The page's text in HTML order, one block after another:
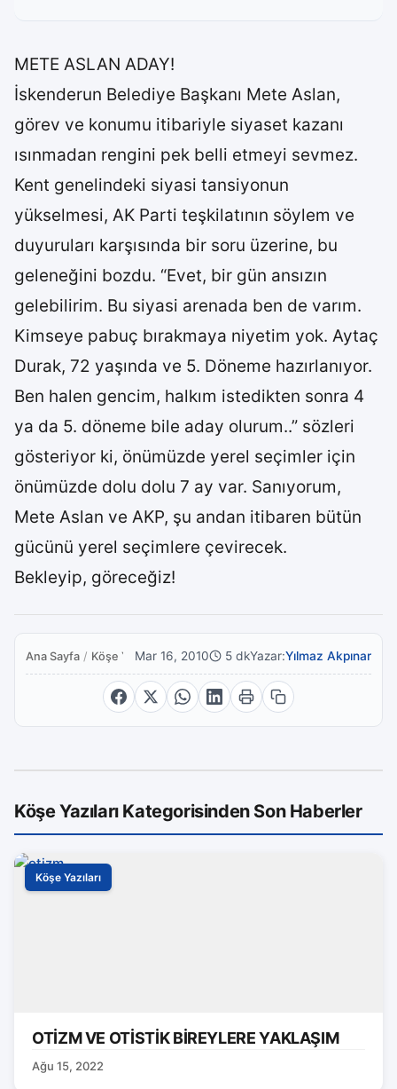
METE ASLAN ADAY!
İskenderun Belediye Başkanı Mete Aslan,
görev ve konumu itibariyle siyaset kazanı
ısınmadan rengini pek belli etmeyi sevmez.
Kent genelindeki siyasi tansiyonun
yükselmesi, AK Parti teşkilatının söylem ve
duyuruları karşısında bir soru üzerine, bu
geleneğini bozdu. “Evet, bir gün ansızın
gelebilirim. Bu siyasi arenada ben de varım.
Kimseye pabuç bırakmaya niyetim yok. Aytaç
Durak, 72 yaşında ve 5. Döneme hazırlanıyor.
Ben halen gencim, halkım istedikten sonra 4
ya da 5. döneme bile aday olurum..” sözleri
gösteriyor ki, önümüzde yerel seçimler için
önümüzde dolu dolu 7 ay var. Sanıyorum,
Mete Aslan ve AKP, şu andan itibaren bütün
gücünü yerel seçimlere çevirecek.
Bekleyip, göreceğiz!
Ana Sayfa / Köşe YazılarıMar 16, 2010 5 dkYazar:Yılmaz Akpınar
Köşe Yazıları Kategorisinden Son Haberler
Köşe Yazıları
OTİZM VE OTİSTİK BİREYLERE YAKLAŞIM
Ağu 15, 2022